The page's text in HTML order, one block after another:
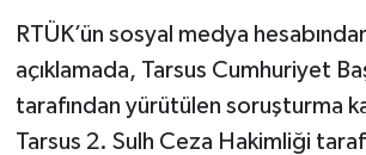
RTÜK’ün sosyal medya
açıklamada, Tarsus Cumhuriyet
tarafından yürütülen soruşturma
Tarsus 2. Sulh Ceza Hakimliği